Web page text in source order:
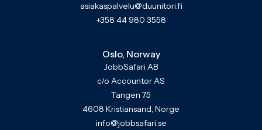
asiakaspalvelu@duunitori.fi
+358 44 980 3558
Oslo, Norway
JobbSafari AB
c/o Accountor AS
Tangen 75
4608 Kristiansand, Norge
info@jobbsafari.se